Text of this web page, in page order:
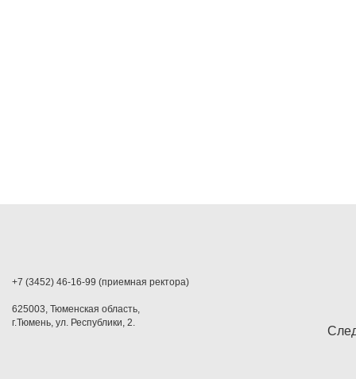
+7 (3452) 46-16-99 (приемная ректора)
625003, Тюменская область,
г.Тюмень, ул. Республики, 2.